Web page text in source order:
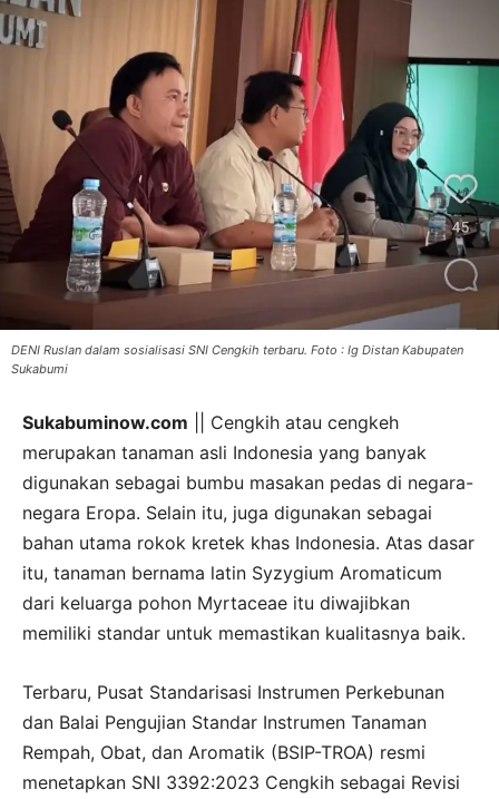
DENI Ruslan dalam sosialisasi SNI Cengkih terbaru. Foto : Ig Distan Kabupaten
Sukabumi
Sukabuminow.com || Cengkih atau cengkeh
merupakan tanaman asli Indonesia yang banyak
digunakan sebagai bumbu masakan pedas di negara-
negara Eropa. Selain itu, juga digunakan sebagai
bahan utama rokok kretek khas Indonesia. Atas dasar
itu, tanaman bernama latin Syzygium Aromaticum
dari keluarga pohon Myrtaceae itu diwajibkan
memiliki standar untuk memastikan kualitasnya baik.
Terbaru, Pusat Standarisasi Instrumen Perkebunan
dan Balai Pengujian Standar Instrumen Tanaman
Rempah, Obat, dan Aromatik (BSIP-TROA) resmi
menetapkan SNI 3392:2023 Cengkih sebagai Revisi